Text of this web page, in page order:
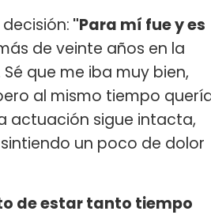
"Para mí fue y es
de veinte años en la
que me iba muy bien,
al mismo tiempo
actuación sigue intacta,
un poco de dolor
de estar tanto tiempo